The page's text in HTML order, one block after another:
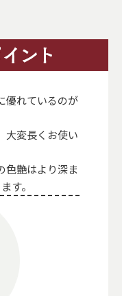
優れているのが
大変長くお使い
色艶はより深ま
す。